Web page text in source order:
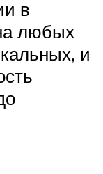
в
любых
и